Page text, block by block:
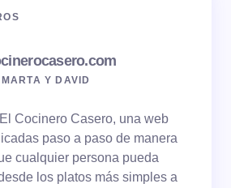
Y DAVID
Cocinero Casero, una web
paso a paso de manera
cualquier persona pueda
los platos más simples a